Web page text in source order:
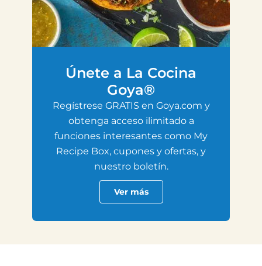
Únete a La Cocina
Goya®
Regístrese GRATIS en Goya.com y
obtenga acceso ilimitado a
funciones interesantes como My
Recipe Box, cupones y ofertas, y
nuestro boletín.
Ver más